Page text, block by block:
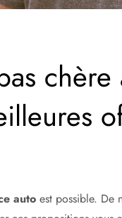
chère
auto est possible. De